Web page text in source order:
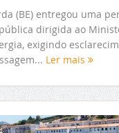
(BE) entregou uma
dirigida ao
exigindo
Ler mais